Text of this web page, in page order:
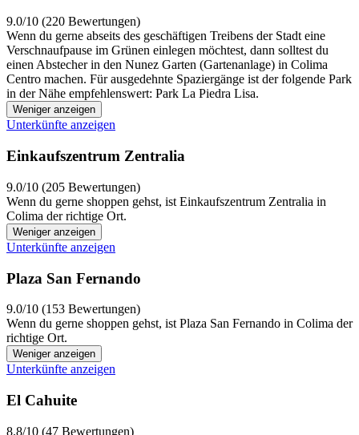
9.0/10 (220 Bewertungen)
Wenn du gerne abseits des geschäftigen Treibens der Stadt eine
Verschnaufpause im Grünen einlegen möchtest, dann solltest du
einen Abstecher in den Nunez Garten (Gartenanlage) in Colima
Centro machen. Für ausgedehnte Spaziergänge ist der folgende Park
in der Nähe empfehlenswert: Park La Piedra Lisa.
Weniger anzeigen
Unterkünfte anzeigen
Einkaufszentrum Zentralia
9.0/10 (205 Bewertungen)
Wenn du gerne shoppen gehst, ist Einkaufszentrum Zentralia in
Colima der richtige Ort.
Weniger anzeigen
Unterkünfte anzeigen
Plaza San Fernando
9.0/10 (153 Bewertungen)
Wenn du gerne shoppen gehst, ist Plaza San Fernando in Colima der
richtige Ort.
Weniger anzeigen
Unterkünfte anzeigen
El Cahuite
8.8/10 (47 Bewertungen)